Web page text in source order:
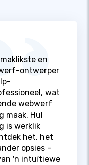
en
ontwerper
wat
webwerf
maak. Hul
is werklik
het, het
opsies –
'n intuïtiewe